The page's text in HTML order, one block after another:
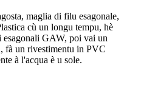
maglia di filu esagonale,
cù un longu tempu, hè
esagonali GAW, poi vai un
fà un rivestimentu in PVC
à l'acqua è u sole.